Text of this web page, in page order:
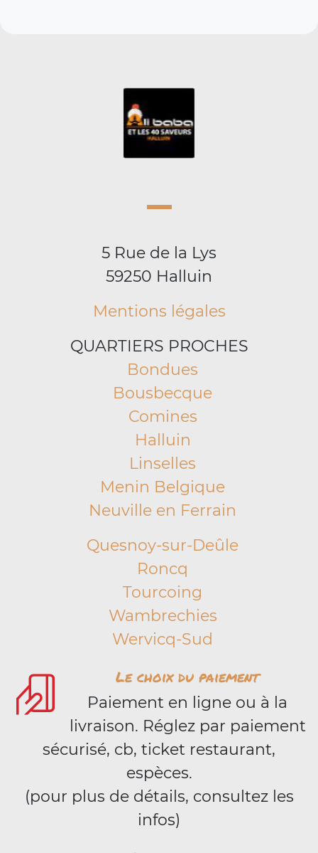
5 Rue de la Lys
59250 Halluin
Mentions légales
QUARTIERS PROCHES
Bondues
Bousbecque
Comines
Halluin
Linselles
Menin Belgique
Neuville en Ferrain
Quesnoy-sur-Deûle
Roncq
Tourcoing
Wambrechies
Wervicq-Sud
Le choix du paiement
Paiement en ligne ou à la
livraison. Réglez par paiement
sécurisé, cb, ticket restaurant,
espèces.
(pour plus de détails, consultez les
infos)